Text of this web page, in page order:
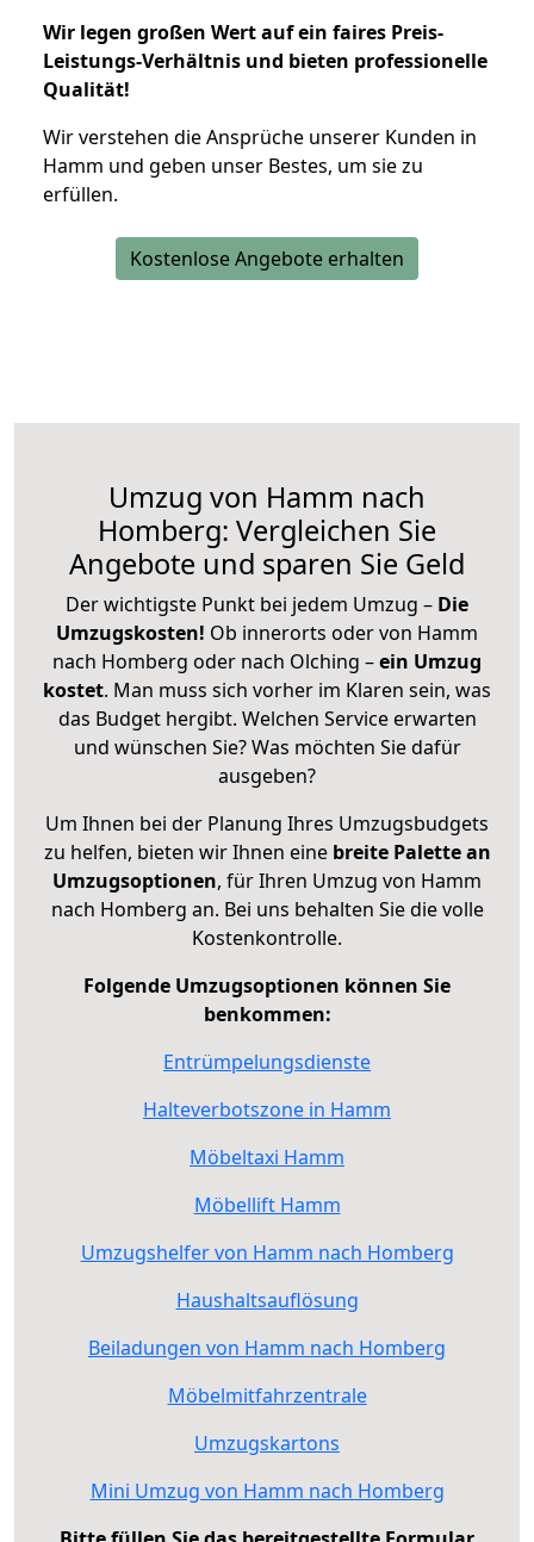
Wir legen großen Wert auf ein faires Preis-
Leistungs-Verhältnis und bieten professionelle
Qualität!
Wir verstehen die Ansprüche unserer Kunden in
Hamm und geben unser Bestes, um sie zu
erfüllen.
Kostenlose Angebote erhalten
Umzug von Hamm nach
Homberg: Vergleichen Sie
Angebote und sparen Sie Geld
Der wichtigste Punkt bei jedem Umzug – Die
Umzugskosten! Ob innerorts oder von Hamm
nach Homberg oder nach Olching –ein Umzug
kostet. Man muss sich vorher im Klaren sein, was
das Budget hergibt. Welchen Service erwarten
und wünschen Sie? Was möchten Sie dafür
ausgeben?
Um Ihnen bei der Planung Ihres Umzugsbudgets
zu helfen, bieten wir Ihnen eine breite Palette an
Umzugsoptionen, für Ihren Umzug von Hamm
nach Homberg an. Bei uns behalten Sie die volle
Kostenkontrolle.
Folgende Umzugsoptionen können Sie
benkommen:
Entrümpelungsdienste
Halteverbotszone in Hamm
Möbeltaxi Hamm
Möbellift Hamm
Umzugshelfer von Hamm nach Homberg
Haushaltsauflösung
Beiladungen von Hamm nach Homberg
Möbelmitfahrzentrale
Umzugskartons
Mini Umzug von Hamm nach Homberg